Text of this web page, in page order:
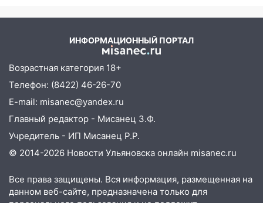
11:16 В Ульяновске открыли памятную
В Ульяновске спасатели ночью
нашли потерявшегося в заброшенных
садах 79-летнего мужчину
10:26 На нескольких улицах Ульяновска
временно отключили холодную воду
10:14 В Ульяновске двоих участников
коррупционной схемы при ЦГКБ
отправили в колонию на 7 и 8 лет
09:52 Ночью беспилотники сбили над
соседними Татарстаном и Саратовской
ИНФОРМАЦИОННЫЙ ПОРТАЛ
Возрастная категория 18+
Телефон: (8422) 46-26-70
E-mail: misanec@yandex.ru
Главный редактор - Мисанец З.Ф.
Учредитель - ИП Мисанец Р.Р.
© 2014-2026 Новости Ульяновска онлайн misanec.ru
Все права защищены. Вся информация, размещенная на
данном веб-сайте, предназначена только для